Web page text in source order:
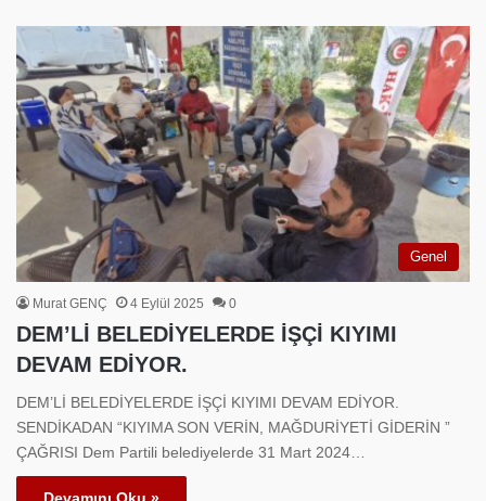
Genel
Murat GENÇ 4 Eylül 2025 0
DEM’Lİ BELEDİYELERDE İŞÇİ KIYIMI
DEVAM EDİYOR.
DEM’Lİ BELEDİYELERDE İŞÇİ KIYIMI DEVAM EDİYOR.
SENDİKADAN “KIYIMA SON VERİN, MAĞDURİYETİ GİDERİN ”
ÇAĞRISI Dem Partili belediyelerde 31 Mart 2024…